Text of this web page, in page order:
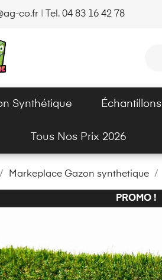
co.fr Tel. 04 83 16 42 78
Synthétique Échantillons
Tous Nos Prix 2026
Markeplace Gazon synthetique
PROMO !